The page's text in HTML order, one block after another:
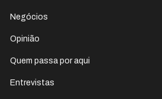
Negócios
Opinião
Quem passa por aqui
Entrevistas